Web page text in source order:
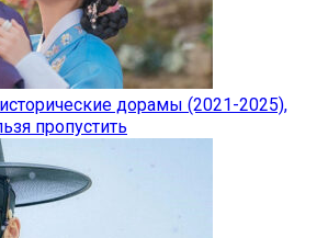
дорамы (2021-2025),
пропустить